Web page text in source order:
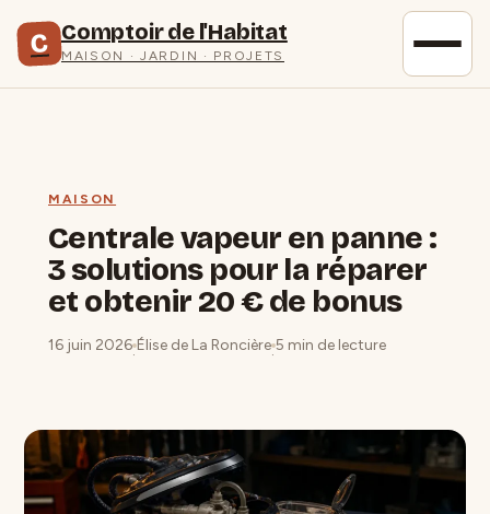
C Comptoir de l'Habitat
MAISON · JARDIN · PROJETS
MAISON
Centrale vapeur en panne :
3 solutions pour la réparer
et obtenir 20 € de bonus
16 juin 2026
·
Élise de La Roncière
·
5 min de lecture